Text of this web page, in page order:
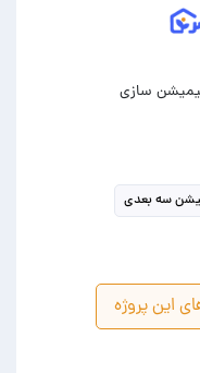
سازی
سه بعدی
این پروژه